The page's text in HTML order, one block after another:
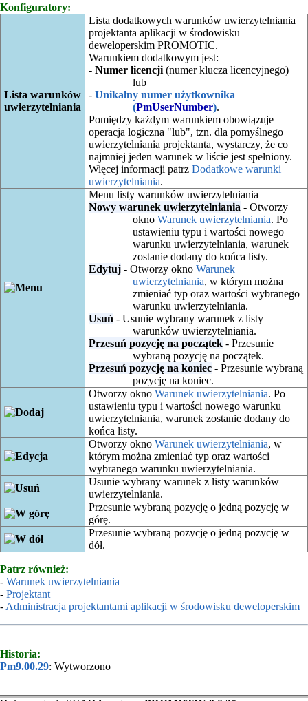
Konfiguratory:
Lista warunków
uwierzytelniania
Lista dodatkowych warunków uwierzytelniania
projektanta aplikacji w środowisku
deweloperskim PROMOTIC.
Warunkiem dodatkowym jest:
- Numer licencji(numer klucza licencyjnego)
lub
- Unikalny numer użytkownika
(PmUserNumber).
Pomiędzy każdym warunkiem obowiązuje
operacja logiczna "lub", tzn. dla pomyślnego
uwierzytelniania projektanta, wystarczy, że co
najmniej jeden warunek w liście jest spełniony.
Więcej informacji patrz Dodatkowe warunki
uwierzytelniania.
Menu listy warunków uwierzytelniania
Nowy warunek uwierzytelniania - Otworzy
okno Warunek uwierzytelniania. Po
ustawieniu typu i wartości nowego
warunku uwierzytelniania, warunek
zostanie dodany do końca listy.
Edytuj- Otworzy okno Warunek
uwierzytelniania, w którym można
zmieniać typ oraz wartości wybranego
warunku uwierzytelniania.
Usuń - Usunie wybrany warunek z listy
warunków uwierzytelniania.
Przesuń pozycję na początek- Przesunie
wybraną pozycję na początek.
Przesuń pozycję na koniec- Przesunie wybraną
pozycję na koniec.
Otworzy okno Warunek uwierzytelniania. Po
ustawieniu typu i wartości nowego warunku
uwierzytelniania, warunek zostanie dodany do
końca listy.
Otworzy okno Warunek uwierzytelniania, w
którym można zmieniać typ oraz wartości
wybranego warunku uwierzytelniania.
Usunie wybrany warunek z listy warunków
uwierzytelniania.
Przesunie wybraną pozycję o jedną pozycję w
górę.
Przesunie wybraną pozycję o jedną pozycję w
dół.
Patrz również:
- Warunek uwierzytelniania
- Projektant
- Administracja projektantami aplikacji w środowisku deweloperskim
Historia:
Pm9.00.29: Wytworzono